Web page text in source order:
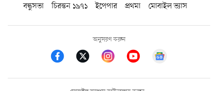
বন্ধুসভা
চিরন্তন ১৯৭১ ইপেপার প্রথমা মোবাইল ভ্যাস
অনুসরণ করুন